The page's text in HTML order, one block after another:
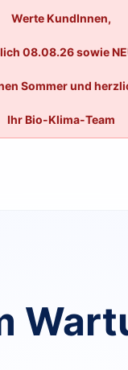
Werte KundInnen,
08.08.26 sowie
Sommer und
Ihr Bio-Klima-Team